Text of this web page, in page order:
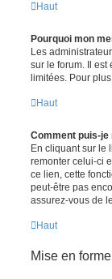
Haut
Pourquoi mon
Les
sur le forum. Il est
limitées. Pour
Haut
Comment puis-
En cliquant sur le
remonter celui-ci
ce lien, cette
peut-être pas
assurez-vous de
Haut
Mise en